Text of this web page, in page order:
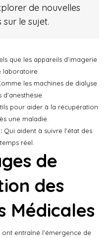
de nouvelles
le sujet.
que les appareils d’imagerie
laboratoire.
les machines de dialyse
pour aider à la récupération
une maladie.
Qui aident à suivre l’état des
réel.
de
des
Médicales
entraîné l’émergence de